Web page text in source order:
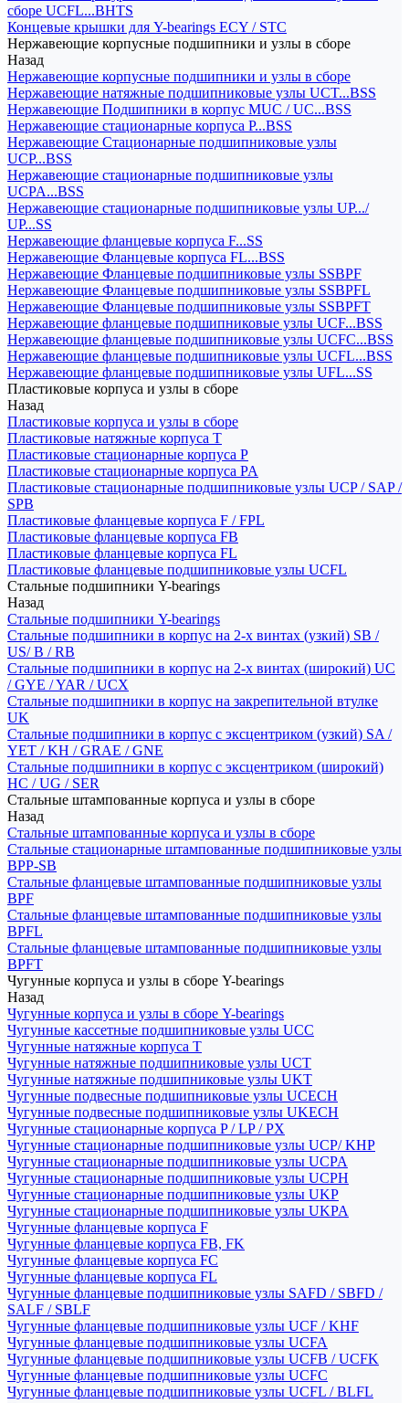
сборе UCFL...BHTS
Концевые крышки для Y-bearings ECY / STC
Нержавеющие корпусные подшипники и узлы в сборе
Назад
Нержавеющие корпусные подшипники и узлы в сборе
Нержавеющие натяжные подшипниковые узлы UCT...BSS
Нержавеющие Подшипники в корпус MUC / UC...BSS
Нержавеющие стационарные корпуса P...BSS
Нержавеющие Стационарные подшипниковые узлы
UCP...BSS
Нержавеющие стационарные подшипниковые узлы
UCPA...BSS
Нержавеющие стационарные подшипниковые узлы UP.../
UP...SS
Нержавеющие фланцевые корпуса F...SS
Нержавеющие Фланцевые корпуса FL...BSS
Нержавеющие Фланцевые подшипниковые узлы SSBPF
Нержавеющие Фланцевые подшипниковые узлы SSBPFL
Нержавеющие Фланцевые подшипниковые узлы SSBPFT
Нержавеющие фланцевые подшипниковые узлы UCF...BSS
Нержавеющие фланцевые подшипниковые узлы UCFC...BSS
Нержавеющие фланцевые подшипниковые узлы UCFL...BSS
Нержавеющие фланцевые подшипниковые узлы UFL...SS
Пластиковые корпуса и узлы в сборе
Назад
Пластиковые корпуса и узлы в сборе
Пластиковые натяжные корпуса T
Пластиковые стационарные корпуса P
Пластиковые стационарные корпуса PA
Пластиковые стационарные подшипниковые узлы UCP / SAP /
SPB
Пластиковые фланцевые корпуса F / FPL
Пластиковые фланцевые корпуса FB
Пластиковые фланцевые корпуса FL
Пластиковые фланцевые подшипниковые узлы UCFL
Стальные подшипники Y-bearings
Назад
Стальные подшипники Y-bearings
Стальные подшипники в корпус на 2-х винтах (узкий) SB /
US/ B / RB
Стальные подшипники в корпус на 2-х винтах (широкий) UC
/ GYE / YAR / UCX
Стальные подшипники в корпус на закрепительной втулке
UK
Стальные подшипники в корпус с эксцентриком (узкий) SA /
YET / KH / GRAE / GNE
Стальные подшипники в корпус с эксцентриком (широкий)
HC / UG / SER
Стальные штампованные корпуса и узлы в сборе
Назад
Стальные штампованные корпуса и узлы в сборе
Стальные стационарные штампованные подшипниковые узлы
BPP-SB
Стальные фланцевые штампованные подшипниковые узлы
BPF
Стальные фланцевые штампованные подшипниковые узлы
BPFL
Стальные фланцевые штампованные подшипниковые узлы
BPFT
Чугунные корпуса и узлы в сборе Y-bearings
Назад
Чугунные корпуса и узлы в сборе Y-bearings
Чугунные кассетные подшипниковые узлы UCC
Чугунные натяжные корпуса T
Чугунные натяжные подшипниковые узлы UCT
Чугунные натяжные подшипниковые узлы UKT
Чугунные подвесные подшипниковые узлы UCECH
Чугунные подвесные подшипниковые узлы UKECH
Чугунные стационарные корпуса P / LP / PX
Чугунные стационарные подшипниковые узлы UCP/ KHP
Чугунные стационарные подшипниковые узлы UCPA
Чугунные стационарные подшипниковые узлы UCPH
Чугунные стационарные подшипниковые узлы UKP
Чугунные стационарные подшипниковые узлы UKPA
Чугунные фланцевые корпуса F
Чугунные фланцевые корпуса FB, FK
Чугунные фланцевые корпуса FC
Чугунные фланцевые корпуса FL
Чугунные фланцевые подшипниковые узлы SAFD / SBFD /
SALF / SBLF
Чугунные фланцевые подшипниковые узлы UCF / KHF
Чугунные фланцевые подшипниковые узлы UCFA
Чугунные фланцевые подшипниковые узлы UCFB / UCFK
Чугунные фланцевые подшипниковые узлы UCFC
Чугунные фланцевые подшипниковые узлы UCFL / BLFL